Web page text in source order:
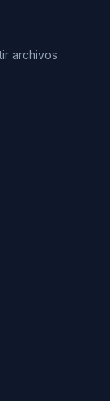
archivos